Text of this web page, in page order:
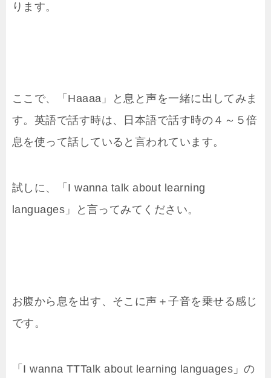
ります。
ここで、「Haaaa」と息と声を一緒に出してみま
す。英語で話す時は、日本語で話す時の４～５倍
息を使って話していると言われています。
試しに、「I wanna talk about learning
languages」と言ってみてください。
お腹から息を出す、そこに声＋子音を乗せる感じ
です。
「I wanna TTTalk about learning languages」の